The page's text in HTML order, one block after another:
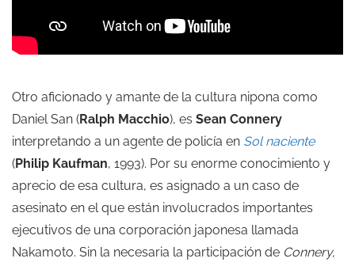
Otro aficionado y amante de la cultura nipona como
Daniel San (Ralph Macchio), es Sean Connery
interpretando a un agente de policía en Sol naciente
(Philip Kaufman, 1993). Por su enorme conocimiento y
aprecio de esa cultura, es asignado a un caso de
asesinato en el que están involucrados importantes
ejecutivos de una corporación japonesa llamada
Nakamoto. Sin la necesaria la participación de Connery,